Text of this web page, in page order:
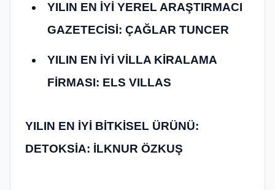
YILIN EN İYİ YEREL ARAŞTIRMACI
GAZETECİSİ: ÇAĞLAR TUNCER
YILIN EN İYİ VİLLA KİRALAMA
FİRMASI: ELS VILLAS
YILIN EN İYİ BİTKİSEL ÜRÜNÜ:
DETOKSİA: İLKNUR ÖZKUŞ